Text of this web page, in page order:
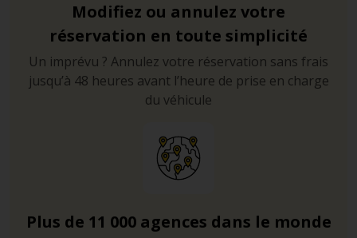
Modifiez ou annulez votre
réservation en toute simplicité
Un imprévu ? Annulez votre réservation sans frais
jusqu’à 48 heures avant l’heure de prise en charge
du véhicule
Plus de 11 000 agences dans le monde